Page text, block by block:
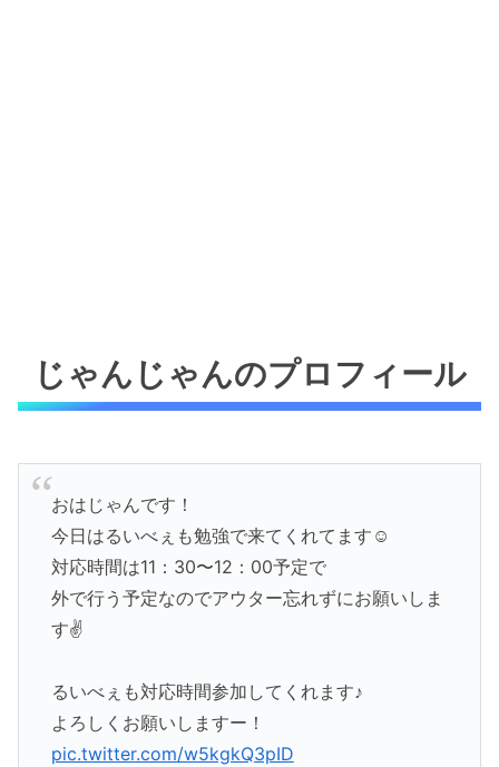
じゃんじゃんのプロフィール
おはじゃんです！
今日はるいべぇも勉強で来てくれてます☺️
対応時間は11：30〜12：00予定で
外で行う予定なのでアウター忘れずにお願いしま
す✌️
るいべぇも対応時間参加してくれます♪
よろしくお願いしますー！
pic.twitter.com/w5kgkQ3pID